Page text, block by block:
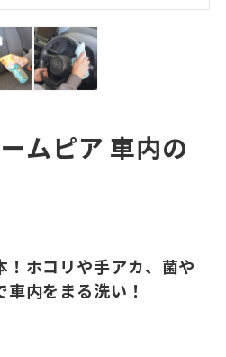
ムピア 車内の
！ホコリや手アカ、菌や
内をまる洗い！